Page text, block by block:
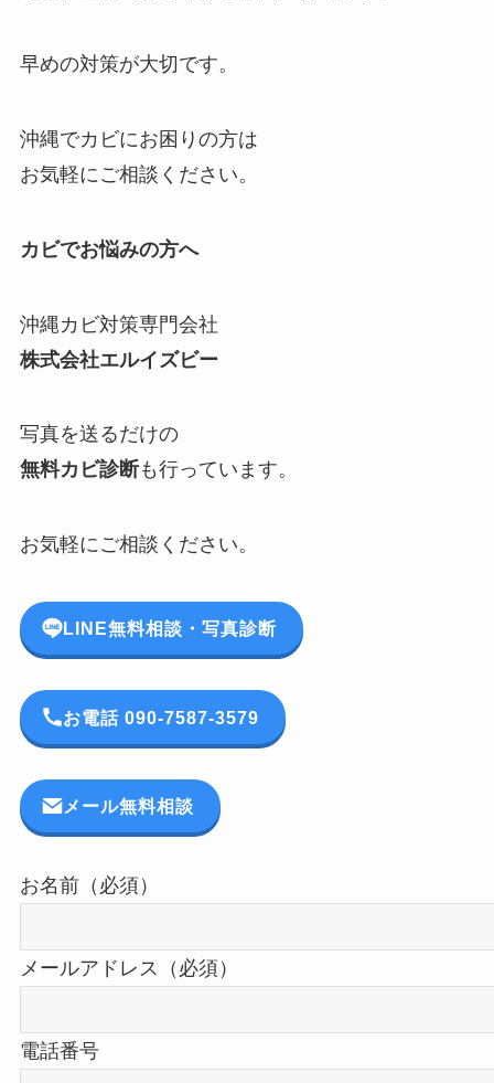
早めの対策が大切です。
沖縄でカビにお困りの方は
お気軽にご相談ください。
カビでお悩みの方へ
沖縄カビ対策専門会社
株式会社エルイズビー
写真を送るだけの
無料カビ診断も行っています。
お気軽にご相談ください。
LINE無料相談・写真診断
お電話 090-7587-3579
メール無料相談
お名前（必須）
メールアドレス（必須）
電話番号